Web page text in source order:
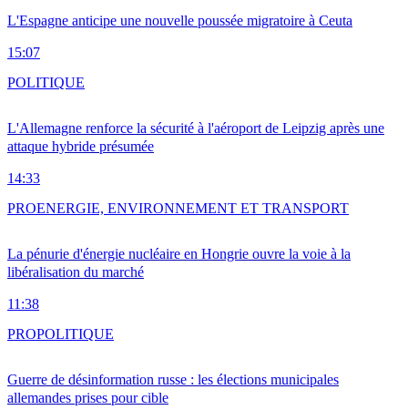
L'Espagne anticipe une nouvelle poussée migratoire à Ceuta
15:07
L'Allemagne renforce la sécurité à l'aéroport de Leipzig après une
attaque hybride présumée
14:33
POLITIQUE
La pénurie d'énergie nucléaire en Hongrie ouvre la voie à la
libéralisation du marché
11:38
PROENERGIE, ENVIRONNEMENT ET TRANSPORT
Guerre de désinformation russe : les élections municipales
allemandes prises pour cible
PROPOLITIQUE